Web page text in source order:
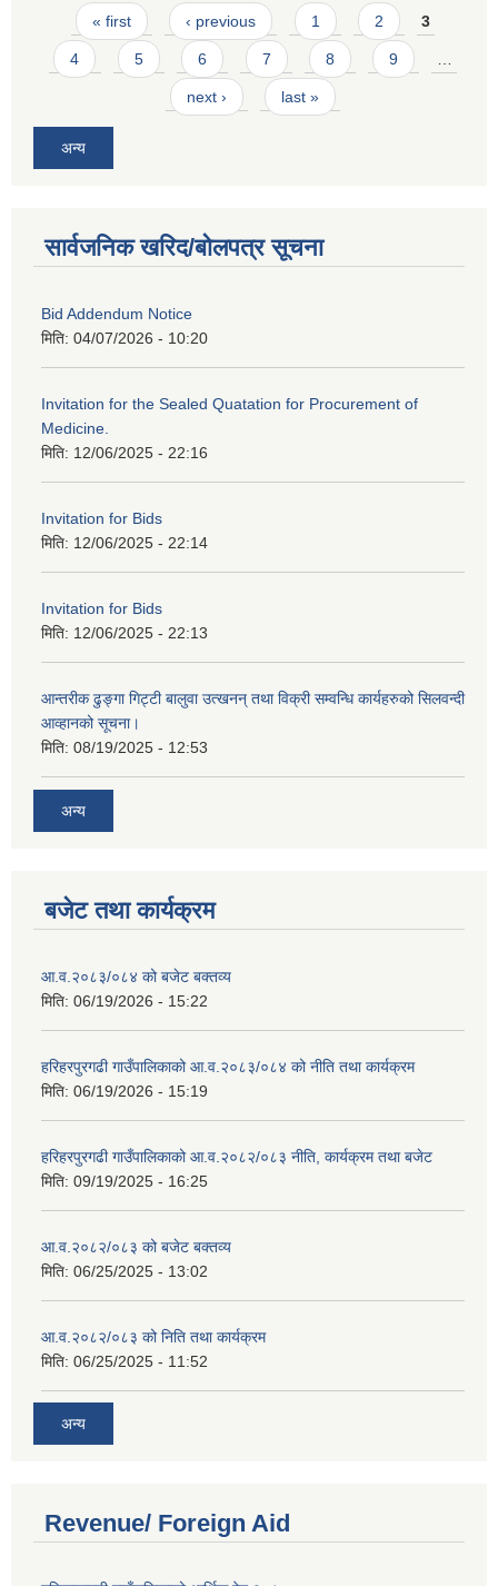
Pages
« first ‹ previous 1 2 3
4 5 6 7 8 9
next › last »
अन्य
सार्वजनिक खरिद/बोलपत्र सूचना
Bid Addendum Notice
मिति: 04/07/2026 - 10:20
Invitation for the Sealed Quatation for Procurement of
Medicine.
मिति: 12/06/2025 - 22:16
Invitation for Bids
मिति: 12/06/2025 - 22:14
Invitation for Bids
मिति: 12/06/2025 - 22:13
आन्तरीक ढुङ्गा गिट्टी बालुवा उत्खनन् तथा विक्री सम्वन्धि कार्यहरुको सिलवन्दी
आव्हानको सूचना।
मिति: 08/19/2025 - 12:53
अन्य
बजेट तथा कार्यक्रम
आ.व.२०८३/०८४ को बजेट बक्तव्य
मिति: 06/19/2026 - 15:22
हरिहरपुरगढी गाउँपालिकाको आ.व.२०८३/०८४ को नीति तथा कार्यक्रम
मिति: 06/19/2026 - 15:19
हरिहरपुरगढी गाउँपालिकाको आ.व.२०८२/०८३ नीति, कार्यक्रम तथा बजेट
मिति: 09/19/2025 - 16:25
आ.व.२०८२/०८३ को बजेट बक्तव्य
मिति: 06/25/2025 - 13:02
आ.व.२०८२/०८३ को निति तथा कार्यक्रम
मिति: 06/25/2025 - 11:52
अन्य
Revenue/ Foreign Aid